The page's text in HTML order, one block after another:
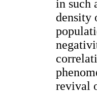
in such
density
revival